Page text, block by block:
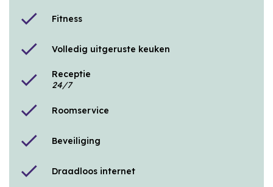
check Fitness
check Volledig uitgeruste keuken
check
Receptie
24/7
check Roomservice
check Beveiliging
check Draadloos internet